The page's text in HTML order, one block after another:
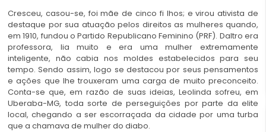
Cresceu, casou-se, foi mãe de cinco fi lhos; e virou ativista de
destaque por sua atuação pelos direitos as mulheres quando,
em 1910, fundou o Partido Republicano Feminino (PRF). Daltro era
professora, lia muito e era uma mulher extremamente
inteligente, não cabia nos moldes estabelecidos para seu
tempo. Sendo assim, logo se destacou por seus pensamentos
e ações que lhe trouxeram uma carga de muito preconceito.
Conta-se que, em razão de suas ideias, Leolinda sofreu, em
Uberaba-MG, toda sorte de perseguições por parte da elite
local, chegando a ser escorraçada da cidade por uma turba
que a chamava de mulher do diabo.